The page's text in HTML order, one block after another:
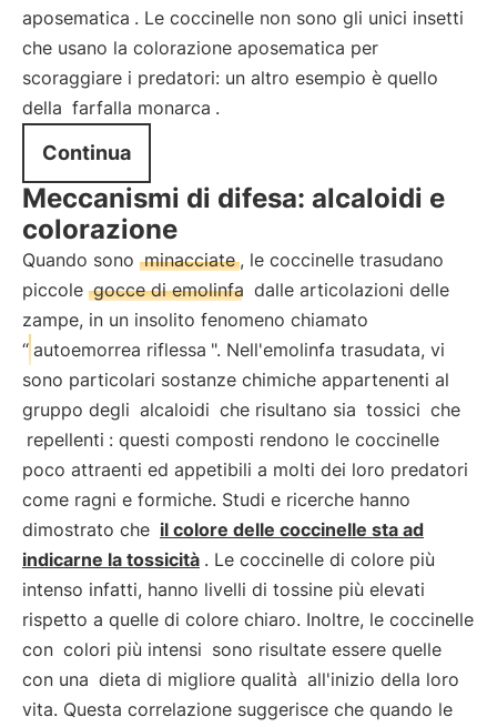
aposematica . Le coccinelle non sono gli unici insetti
che usano la colorazione aposematica per
scoraggiare i predatori: un altro esempio è quello
della farfalla monarca .
Continua
Meccanismi di difesa: alcaloidi e
colorazione
Quando sono minacciate , le coccinelle trasudano
piccole gocce di emolinfa dalle articolazioni delle
zampe, in un insolito fenomeno chiamato
“ autoemorrea riflessa ". Nell'emolinfa trasudata, vi
sono particolari sostanze chimiche appartenenti al
gruppo degli alcaloidi che risultano sia tossici che
repellenti : questi composti rendono le coccinelle
poco attraenti ed appetibili a molti dei loro predatori
come ragni e formiche. Studi e ricerche hanno
dimostrato che il colore delle coccinelle sta ad
indicarne la tossicità . Le coccinelle di colore più
intenso infatti, hanno livelli di tossine più elevati
rispetto a quelle di colore chiaro. Inoltre, le coccinelle
con colori più intensi sono risultate essere quelle
con una dieta di migliore qualità all'inizio della loro
vita. Questa correlazione suggerisce che quando le